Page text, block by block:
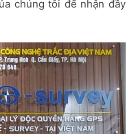
chúng tôi để nhận đầy